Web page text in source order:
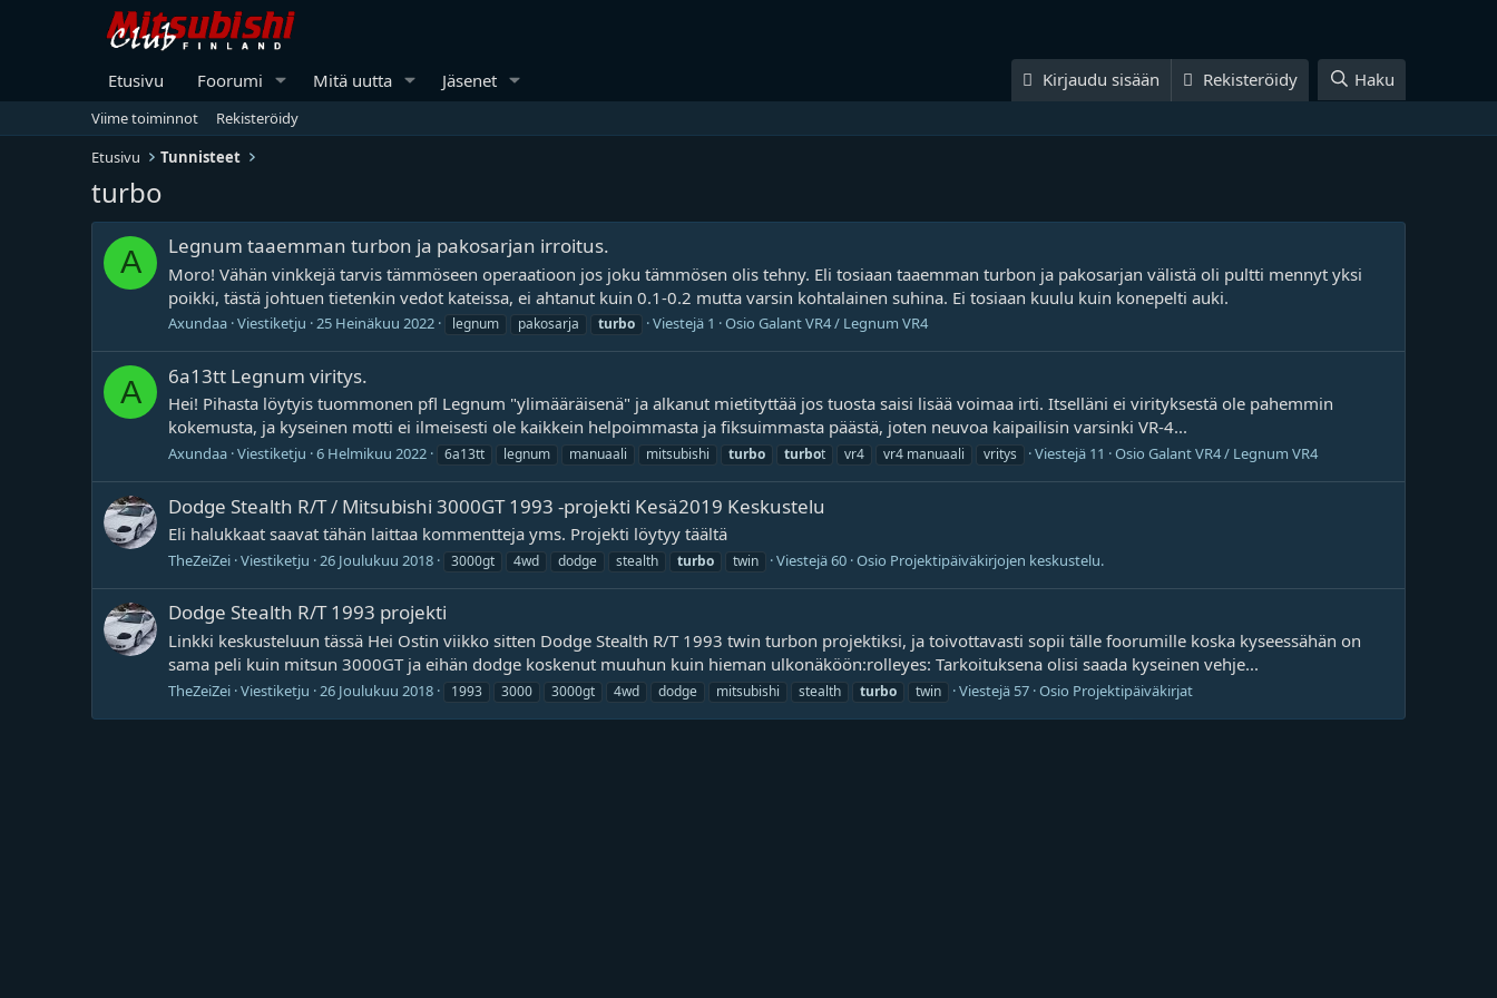
Etusivu Foorumi Mitä uutta Jäsenet Kirjaudu sisään Rekisteröidy Haku
Viime toiminnot
Rekisteröidy
Etusivu
Tunnisteet
turbo
A Legnum taaemman turbon ja pakosarjan irroitus.
Moro! Vähän vinkkejä tarvis tämmöseen operaatioon jos joku tämmösen olis tehny. Eli tosiaan taaemman turbon ja pakosarjan välistä oli pultti mennyt yksi
poikki, tästä johtuen tietenkin vedot kateissa, ei ahtanut kuin 0.1-0.2 mutta varsin kohtalainen suhina. Ei tosiaan kuulu kuin konepelti auki.
Axundaa Viestiketju 25 Heinäkuu 2022 legnum pakosarja turbo Viestejä 1 Osio Galant VR4 / Legnum VR4
A 6a13tt Legnum viritys.
Hei! Pihasta löytyis tuommonen pfl Legnum "ylimääräisenä" ja alkanut mietityttää jos tuosta saisi lisää voimaa irti. Itselläni ei virityksestä ole pahemmin
kokemusta, ja kyseinen motti ei ilmeisesti ole kaikkein helpoimmasta ja fiksuimmasta päästä, joten neuvoa kaipailisin varsinki VR-4...
Axundaa Viestiketju 6 Helmikuu 2022 6a13tt legnum manuaali mitsubishi turbo turbot vr4 vr4 manuaali vritys Viestejä 11 Osio Galant VR4 / Legnum VR4
Dodge Stealth R/T / Mitsubishi 3000GT 1993 -projekti Kesä2019 Keskustelu
Eli halukkaat saavat tähän laittaa kommentteja yms. Projekti löytyy täältä
TheZeiZei Viestiketju 26 Joulukuu 2018 3000gt 4wd dodge stealth turbo twin Viestejä 60 Osio Projektipäiväkirjojen keskustelu.
Dodge Stealth R/T 1993 projekti
Linkki keskusteluun tässä Hei Ostin viikko sitten Dodge Stealth R/T 1993 twin turbon projektiksi, ja toivottavasti sopii tälle foorumille koska kyseessähän on
sama peli kuin mitsun 3000GT ja eihän dodge koskenut muuhun kuin hieman ulkonäköön:rolleyes: Tarkoituksena olisi saada kyseinen vehje...
TheZeiZei Viestiketju 26 Joulukuu 2018 1993 3000 3000gt 4wd dodge mitsubishi stealth turbo twin Viestejä 57 Osio Projektipäiväkirjat